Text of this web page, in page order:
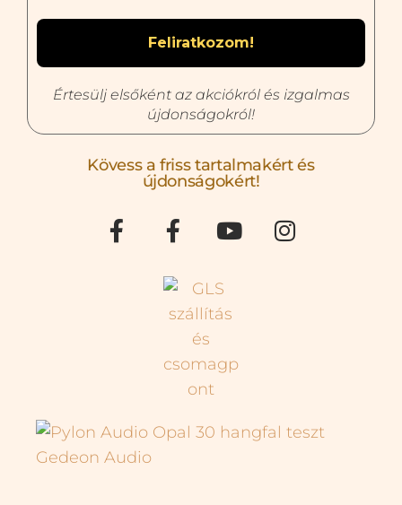
Értesülj elsőként az akciókról és izgalmas
újdonságokról!
Kövess a friss tartalmakért és
újdonságokért!